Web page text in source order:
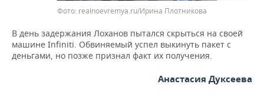
realnoevremya.ru/Ирина Плотникова
В день задержания Лоханов пытался скрыться на своей
машине Infiniti. Обвиняемый успел выкинуть пакет с
деньгами, но позже признал факт их получения.
Анастасия Дуксеева